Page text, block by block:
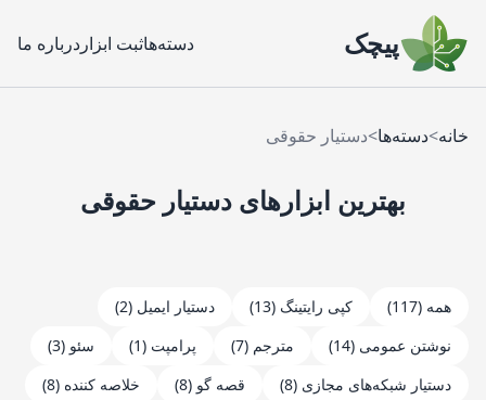
پیچک دسته‌هاثبت ابزار درباره ما
خانه>دسته‌ها>دستیار حقوقی
بهترین ابزارهای دستیار حقوقی
همه (117) کپی رایتینگ (13)
دستیار ایمیل (2)
نوشتن عمومی (14)
مترجم (7) پرامپت (1)
سئو (3)
دستیار شبکه‌های مجازی (8)
قصه گو (8)
خلاصه کننده (8)